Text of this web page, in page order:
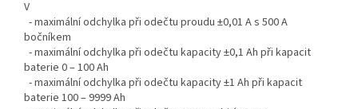
V
- maximální odchylka při odečtu proudu ±0,01 A s 500 A
bočníkem
- maximální odchylka při odečtu kapacity ±0,1 Ah při kapacit
baterie 0 – 100 Ah
- maximální odchylka při odečtu kapacity ±1 Ah při kapacit
baterie 100 – 9999 Ah